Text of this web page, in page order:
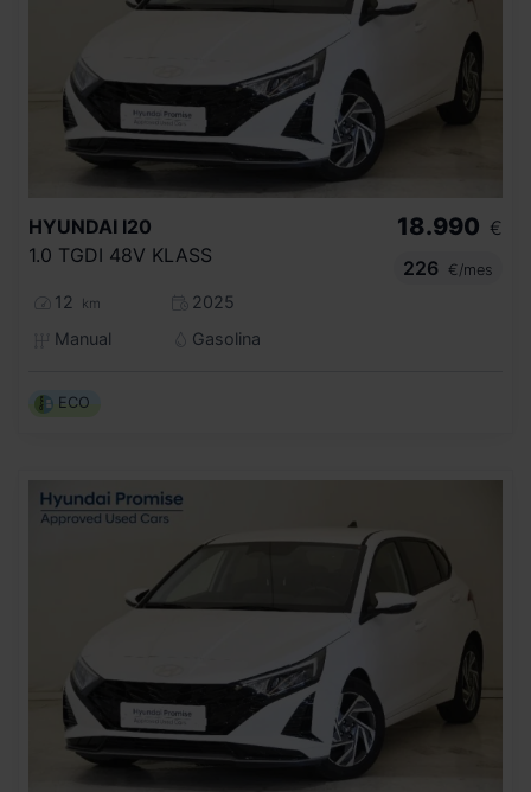
HYUNDAI I20
1.0 TGDI 48V KLASS
12 km
2025
Manual
Gasolina
18.990 €
226
€/mes
ECO